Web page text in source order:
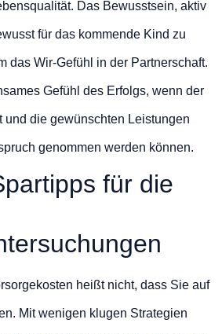
Das Bewusstsein, aktiv
für das kommende Kind zu
das Wir-Gefühl in der Partnerschaft.
Gefühl des Erfolgs, wenn der
und die gewünschten Leistungen
genommen werden können.
für die
heißt nicht, dass Sie auf
Mit wenigen klugen Strategien